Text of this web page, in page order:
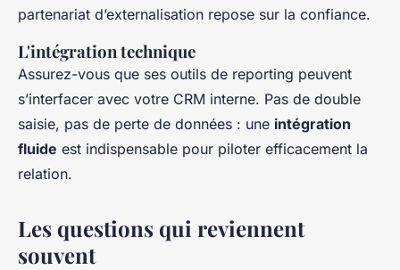
partenariat d’externalisation repose sur la confiance.
L'intégration technique
Assurez-vous que ses outils de reporting peuvent
s’interfacer avec votre CRM interne. Pas de double
saisie, pas de perte de données : une intégration
fluide est indispensable pour piloter efficacement la
relation.
Les questions qui reviennent
souvent